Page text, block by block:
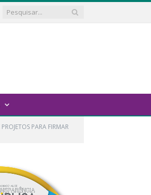
PARA FIRMAR